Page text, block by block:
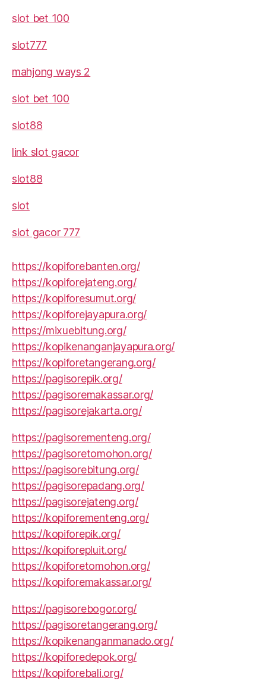
slot bet 100
slot777
mahjong ways 2
slot bet 100
slot88
link slot gacor
slot88
slot
slot gacor 777
https://kopiforebanten.org/
https://kopiforejateng.org/
https://kopiforesumut.org/
https://kopiforejayapura.org/
https://mixuebitung.org/
https://kopikenanganjayapura.org/
https://kopiforetangerang.org/
https://pagisorepik.org/
https://pagisoremakassar.org/
https://pagisorejakarta.org/
https://pagisorementeng.org/
https://pagisoretomohon.org/
https://pagisorebitung.org/
https://pagisorepadang.org/
https://pagisorejateng.org/
https://kopiforementeng.org/
https://kopiforepik.org/
https://kopiforepluit.org/
https://kopiforetomohon.org/
https://kopiforemakassar.org/
https://pagisorebogor.org/
https://pagisoretangerang.org/
https://kopikenanganmanado.org/
https://kopiforedepok.org/
https://kopiforebali.org/